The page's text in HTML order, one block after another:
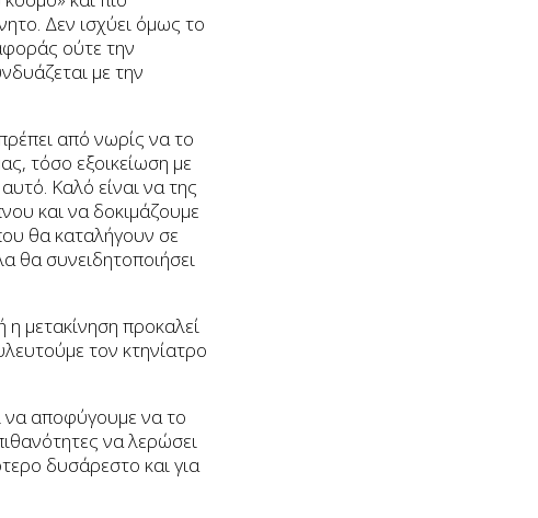
Δεν ισχύει όμως το
ούτε την
με την
από νωρίς να το
τόσο εξοικείωση με
Καλό είναι να της
και να δοκιμάζουμε
θα καταλήγουν σε
θα συνειδητοποιήσει
μετακίνηση προκαλεί
τον κτηνίατρο
να αποφύγουμε να το
να λερώσει
δυσάρεστο και για